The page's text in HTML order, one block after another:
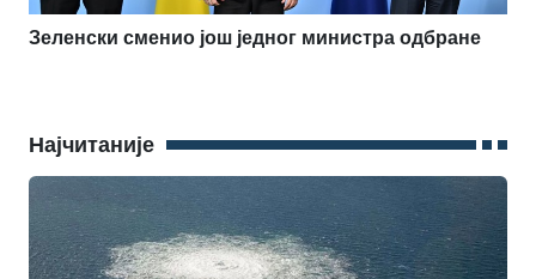
Зеленски сменио још једног министра одбране
Најчитаније